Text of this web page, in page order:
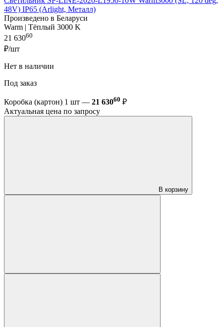
48V) IP65 (Arlight, Металл)
Произведено в Беларуси
Warm | Тёплый 3000 K
21 63060
₽/шт
Нет в наличии
Под заказ
Коробка (картон) 1 шт — 21 63060 ₽
Актуальная цена по запросу
В корзину